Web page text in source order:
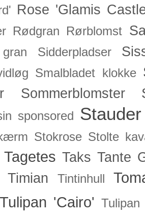
Rose 'Glamis
Rødgran Rørblomst
Sidderpladser
Smalbladet klokke
Sommerblomster
sponsored Stauder
Stokrose Stolte
Tagetes Taks Tante
Timian Tintinhull
Tulipan 'Cairo'